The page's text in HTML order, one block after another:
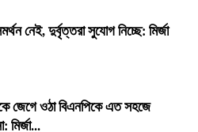
নেই, দুর্বৃত্তরা সুযোগ নিচ্ছে: মির্জা
জেগে ওঠা বিএনপিকে এত সহজে
মির্জা...